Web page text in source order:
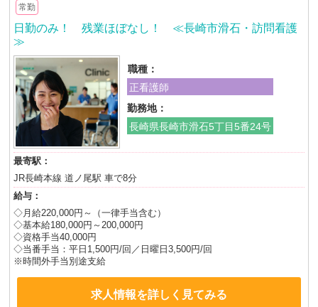
常勤
日勤のみ！ 残業ほぼなし！ ≪長崎市滑石・訪問看護
≫
職種：
正看護師
勤務地：
長崎県長崎市滑石5丁目5番24号
最寄駅：
JR長崎本線 道ノ尾駅 車で8分
給与：
◇月給220,000円～（一律手当含む）
◇基本給180,000円～200,000円
◇資格手当40,000円
◇当番手当：平日1,500円/回／日曜日3,500円/回
※時間外手当別途支給
求人情報を詳しく見てみる